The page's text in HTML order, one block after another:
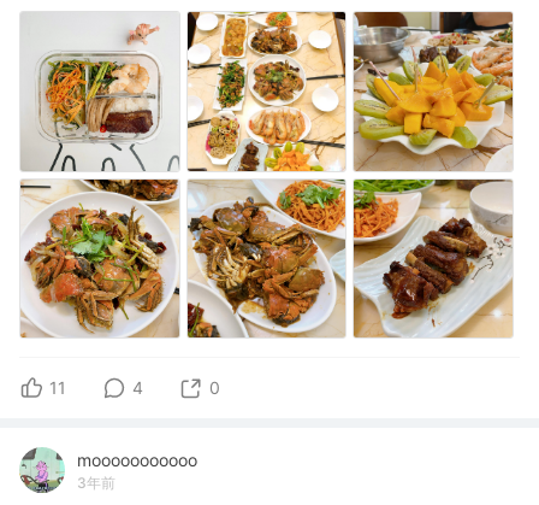
11 4 0
mooooooooooo
3年前